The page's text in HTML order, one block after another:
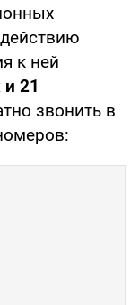
к ней
21
звонить в